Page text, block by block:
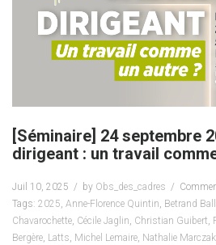
[Séminaire] 24 septembre
dirigeant : un travail
Juil 10, 2025 by Obs_des_cadres
Tags: 2025, Anne-Florence Quintin, Betrand
Chavarochette, Cécile Jaglin, Christian Guibert,
Bergère, Latts, Michel Lemaire, Nathalie Marczak